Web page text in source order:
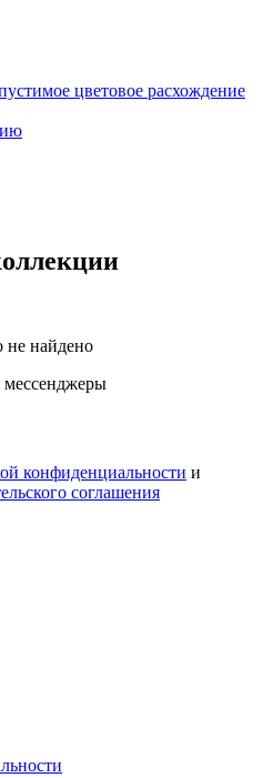
цветовое расхождение
не найдено
конфиденциальности и
соглашения